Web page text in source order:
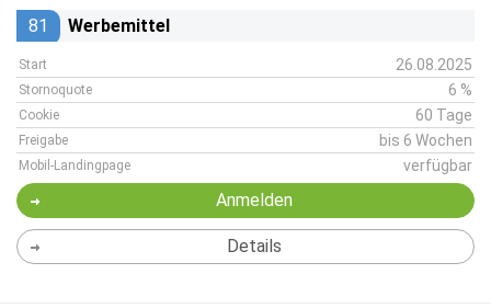
81 Werbemittel
Start 26.08.2025
Stornoquote 6 %
Cookie 60 Tage
Freigabe bis 6 Wochen
Mobil-Landingpage verfügbar
Anmelden
Details